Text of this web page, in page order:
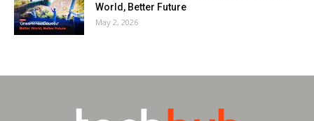
World, Better Future
May 2, 2026